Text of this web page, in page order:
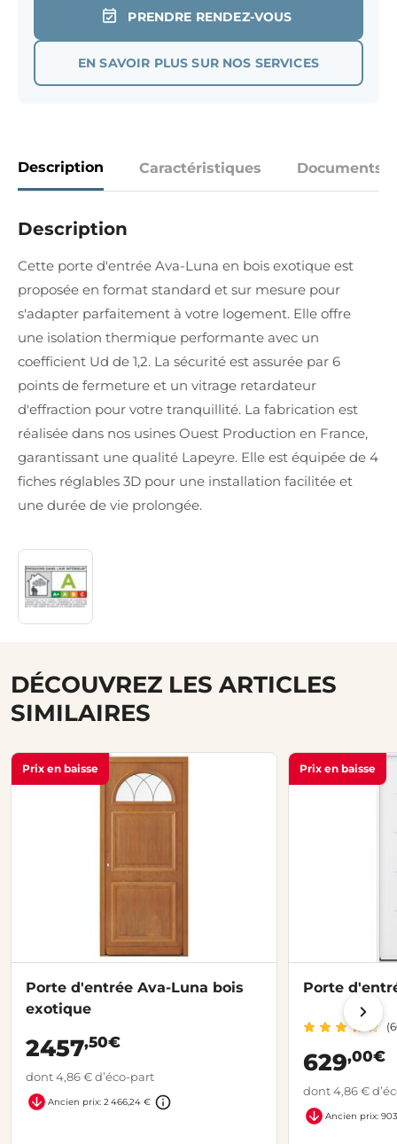
PRENDRE RENDEZ-VOUS
EN SAVOIR PLUS SUR NOS SERVICES
Description Caractéristiques Documents
Description
Cette porte d'entrée Ava-Luna en bois exotique est
proposée en format standard et sur mesure pour
s'adapter parfaitement à votre logement. Elle offre
une isolation thermique performante avec un
coefficient Ud de 1,2. La sécurité est assurée par 6
points de fermeture et un vitrage retardateur
d'effraction pour votre tranquillité. La fabrication est
réalisée dans nos usines Ouest Production en France,
garantissant une qualité Lapeyre. Elle est équipée de 4
fiches réglables 3D pour une installation facilitée et
une durée de vie prolongée.
DÉCOUVREZ LES ARTICLES
SIMILAIRES
Prix en baisse
Porte d'entrée Ava-Luna bois
exotique
2457,50€
dont 4,86 € d’éco-part
Ancien prix: 2 466,24 €
Prix en baisse
Porte
629,00€
dont 4,86 €
Ancien prix: